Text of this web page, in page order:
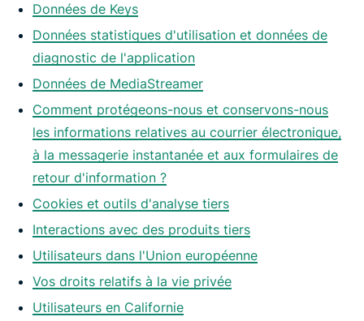
Données de Keys
Données statistiques d'utilisation et données de
diagnostic de l'application
Données de MediaStreamer
Comment protégeons-nous et conservons-nous
les informations relatives au courrier électronique,
à la messagerie instantanée et aux formulaires de
retour d'information ?
Cookies et outils d'analyse tiers
Interactions avec des produits tiers
Utilisateurs dans l'Union européenne
Vos droits relatifs à la vie privée
Utilisateurs en Californie